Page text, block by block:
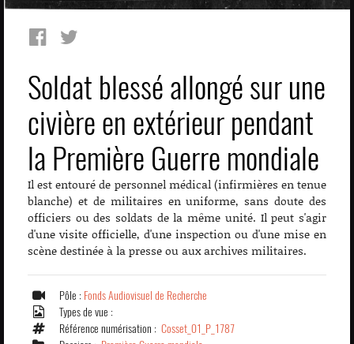
Soldat blessé allongé sur une
civière en extérieur pendant
la Première Guerre mondiale
Il est entouré de personnel médical (infirmières en tenue
blanche) et de militaires en uniforme, sans doute des
officiers ou des soldats de la même unité. Il peut s'agir
d'une visite officielle, d'une inspection ou d'une mise en
scène destinée à la presse ou aux archives militaires.
Pôle : Fonds Audiovisuel de Recherche
Types de vue :
Référence numérisation : Cosset_01_P_1787